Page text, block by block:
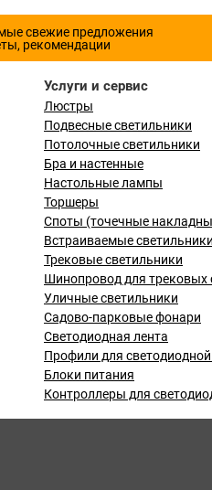
свежие предложения
рекомендации
Услуги и сервис
Люстры
Подвесные светильники
Потолочные светильники
Бра и настенные
Настольные лампы
Торшеры
Споты (точечные
Встраиваемые светильники
Трековые светильники
Шинопровод для трековых
Уличные светильники
Садово-парковые фонари
Светодиодная лента
Профили для
Блоки питания
Контроллеры для